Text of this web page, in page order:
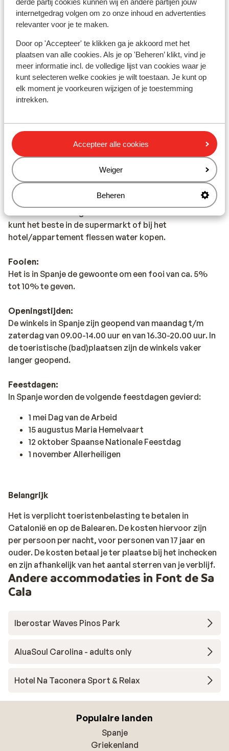
derde partij cookies kunnen wij en andere partijen jouw
internetgedrag volgen om zo onze inhoud en advertenties
relevanter voor je te maken.
Door op 'Accepteer' te klikken ga je akkoord met het
plaatsen van alle cookies. Als je op 'Beheren’ klikt, vind je
meer informatie incl. de volledige lijst van cookies waar je
kunt selecteren welke cookies je wilt toestaan. Je kunt op
elk moment je voorkeuren wijzigen of je toestemming
intrekken.
Accepteer alle cookies
Weiger
Beheren
Vaccinatie:
Voor actuele informatie betreffende vaccinaties en
andere gegevens over gezondheid en reizen kijk je op
de site van LCR: https://www.lcr.nl/.
Alarmnummer:
Het alarmnummer in Spanje voor de politie, ambulance
en brandweer is 112.
Eten & drinken:
Spanje staat bekend om tapas (kleine hapjes) en paella
(rijst met schaaldieren). Daarnaast staat Spanje
bekend om sangria: een fruitige wijn die wordt
geserveerd in een karaf met verse vruchten
Het water in Spanje is niet zoals je in Nederland gewend
kunt het beste in de supermarkt of bij het
hotel/appartement flessen water kopen.
Fooien:
Het is in Spanje de gewoonte om een fooi van ca. 5%
tot 10% te geven.
Openingstijden:
De winkels in Spanje zijn geopend van maandag t/m
zaterdag van 09.00-14.00 uur en van 16.30-20.00 uur. In
de toeristische (bad)plaatsen zijn de winkels vaker
langer geopend.
Feestdagen:
In Spanje worden de volgende feestdagen gevierd:
1 mei Dag van de Arbeid
15 augustus Maria Hemelvaart
12 oktober Spaanse Nationale Feestdag
1 november Allerheiligen
Belangrijk
Het is verplicht toeristenbelasting te betalen in
Catalonië en op de Balearen. De kosten hiervoor zijn
per persoon per nacht, voor personen van 17 jaar en
ouder. De kosten betaal je ter plaatse bij het inchecken
en zijn afhankelijk van het aantal sterren van je verblijf.
Andere accommodaties in Font de Sa
Cala
Iberostar Waves Pinos Park
AluaSoul Carolina - adults only
Hotel Na Taconera Sport & Relax
Populaire landen
Spanje
Griekenland